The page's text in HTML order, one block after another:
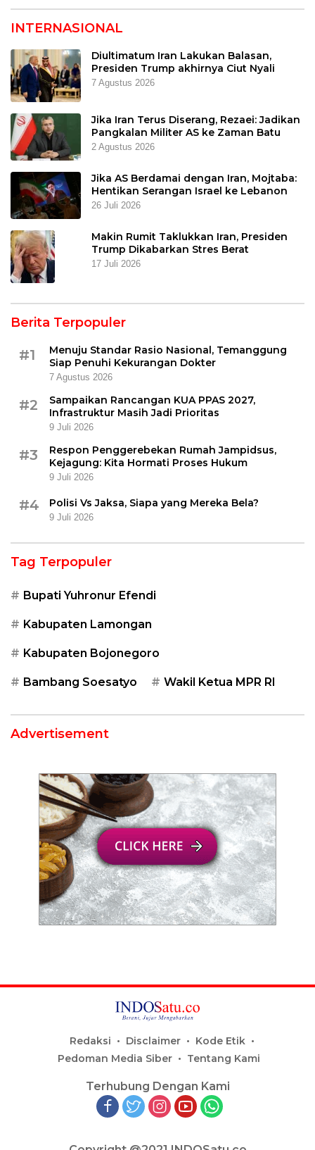
INTERNASIONAL
Diultimatum Iran Lakukan Balasan,
Presiden Trump akhirnya Ciut Nyali
7 Agustus 2026
Jika Iran Terus Diserang, Rezaei: Jadikan
Pangkalan Militer AS ke Zaman Batu
2 Agustus 2026
Jika AS Berdamai dengan Iran, Mojtaba:
Hentikan Serangan Israel ke Lebanon
26 Juli 2026
Makin Rumit Taklukkan Iran, Presiden
Trump Dikabarkan Stres Berat
17 Juli 2026
Berita Terpopuler
#1
Menuju Standar Rasio Nasional, Temanggung
Siap Penuhi Kekurangan Dokter
7 Agustus 2026
#2
Sampaikan Rancangan KUA PPAS 2027,
Infrastruktur Masih Jadi Prioritas
9 Juli 2026
#3
Respon Penggerebekan Rumah Jampidsus,
Kejagung: Kita Hormati Proses Hukum
9 Juli 2026
#4 Polisi Vs Jaksa, Siapa yang Mereka Bela?
9 Juli 2026
Tag Terpopuler
Bupati Yuhronur Efendi
Kabupaten Lamongan
Kabupaten Bojonegoro
Bambang Soesatyo Wakil Ketua MPR RI
Advertisement
Redaksi Disclaimer
Kode Etik
Pedoman Media Siber
Tentang Kami
Terhubung Dengan Kami